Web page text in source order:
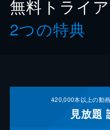
無料トライ
2つの特典
420,000本以上の動
見放題